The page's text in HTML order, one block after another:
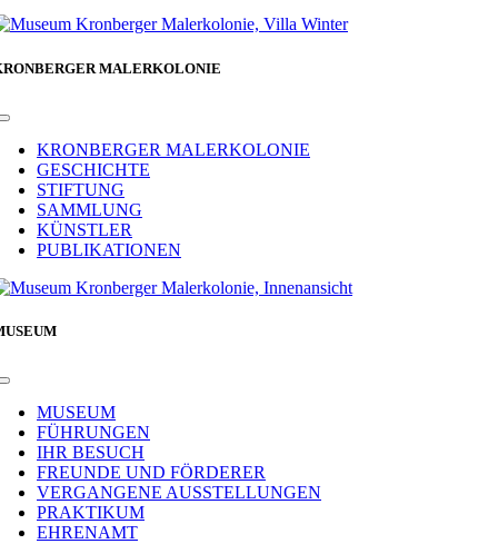
MALERKOLONIE
Toggle
NavigationKRONBERGER MALERKOLONIE
GESCHICHTE
STIFTUNG
SAMMLUNG
KÜNSTLER
PUBLIKATIONEN
Toggle
NavigationMUSEUM
FÜHRUNGEN
IHR BESUCH
FREUNDE UND FÖRDERER
VERGANGENE AUSSTELLUNGEN
PRAKTIKUM
EHRENAMT